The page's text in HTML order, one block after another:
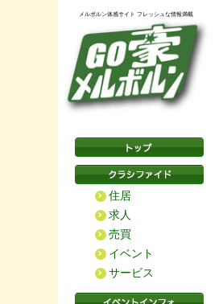
メルボルン体感サイト フレッシュな情報満載
住居
求人
売買
イベント
サービス